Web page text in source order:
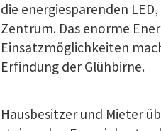
die energiesparenden
Zentrum. Das enorme
Einsatzmöglichkeiten
Erfindung der Glühbirne.
Hausbesitzer und Mieter